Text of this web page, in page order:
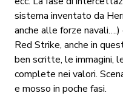
sistema inventato da
anche alle forze
Red Strike, anche in
ben scritte, le immagini,
complete nei valori.
e mosso in poche fasi.